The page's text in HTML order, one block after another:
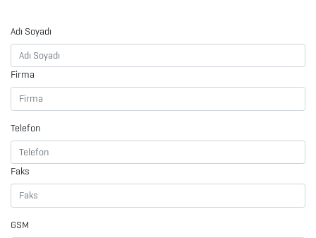
&
KARAF
ÇANTALAR
DEFTER
&
TARİHSİZ
AJANDA
Adı Soyadı
Firma
Telefon
Faks
GSM